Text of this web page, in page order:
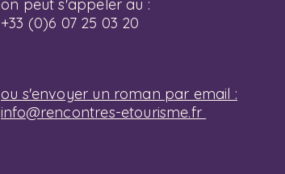
on peut s'appeler au :
+33 (0)6 07 25 03 20
ou s'envoyer un roman par email :
info@rencontres-etourisme.fr